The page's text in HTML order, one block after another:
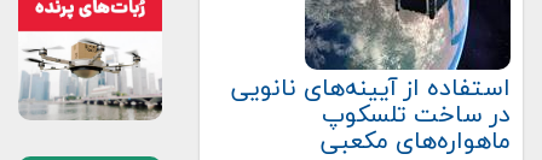
استفاده از آیینه‌های نانویی
در ساخت تلسکوپ‌
ماهواره‌‌های مکعبی